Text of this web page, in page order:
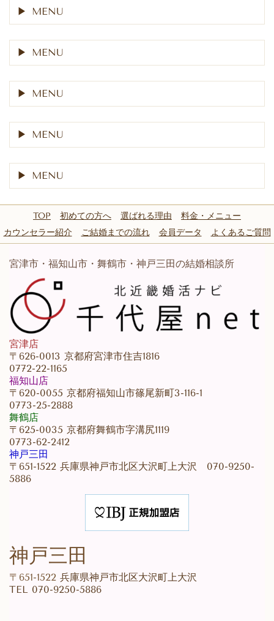
MENU
MENU
MENU
MENU
MENU
TOP 初めての方へ 選ばれる理由
料金・メニュー
カウンセラー紹介
ご結婚までの流れ 会員データ よくあるご質問
宮津市・福知山市・舞鶴市・神戸三田の結婚相談所
宮津店
〒626-0013 京都府宮津市住吉1816
0772-22-1165
福知山店
〒620-0055 京都府福知山市篠尾新町3-116-1
0773-25-2888
舞鶴店
〒625-0035 京都府舞鶴市字溝尻1119
0773-62-2412
神戸三田
〒651-1522 兵庫県神戸市北区大沢町上大沢 070-9250-
5886
神戸三田
〒651-1522 兵庫県神戸市北区大沢町上大沢
TEL 070-9250-5886